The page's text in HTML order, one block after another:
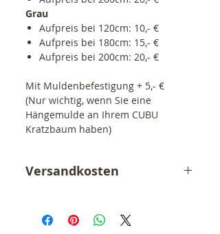
Grau
Aufpreis bei 120cm: 10,- €
Aufpreis bei 180cm: 15,- €
Aufpreis bei 200cm: 20,- €
Mit Muldenbefestigung + 5,- €
(Nur wichtig, wenn Sie eine
Hängemulde an Ihrem CUBU
Kratzbaum haben)
Versandkosten
Endpreis inkl. 19% MwSt.
zzgl. Versandkosten (15,90,- €)